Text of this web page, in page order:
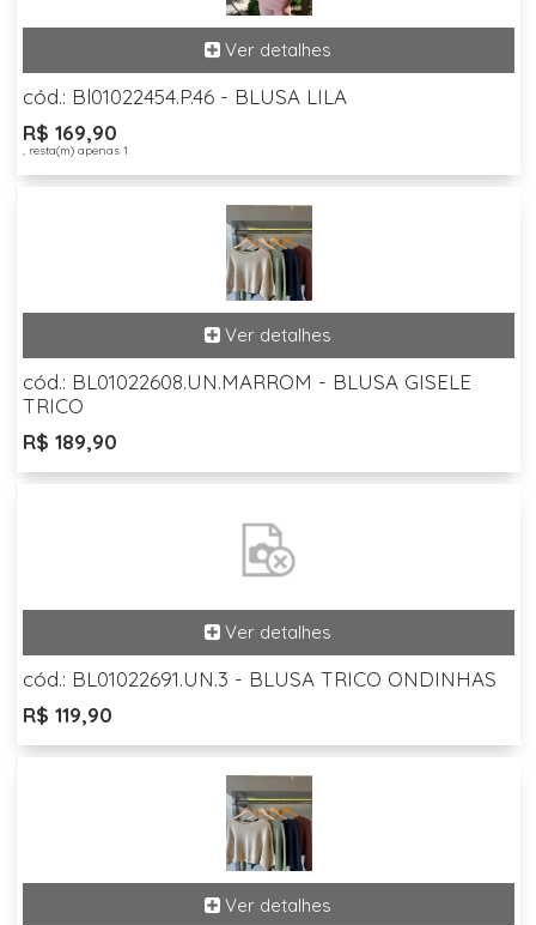
cód.: Bl01022454.P.46 - BLUSA LILA
R$ 169,90
, resta(m) apenas 1
cód.: BL01022608.UN.MARROM - BLUSA GISELE
TRICO
R$ 189,90
cód.: BL01022691.UN.3 - BLUSA TRICO ONDINHAS
R$ 119,90